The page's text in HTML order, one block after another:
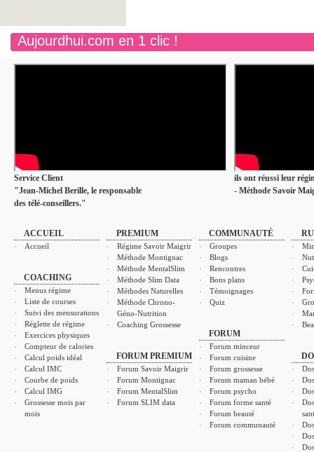
Aujourdhui.com en 1 clic !
Service Client
"Jean-Michel Berille, le responsable
des télé-conseillers."
ils ont réussi leur
- Méthode Savoir
ACCUEIL
Accueil
COACHING
Menus régime
Liste de courses
Suivi des mensurations
Réglette de régime
Exercices physiques
Compteur de calories
Calcul poids idéal
Calcul IMC
Courbe de poids
Calcul IMG
Grossesse mois par
mois
PREMIUM
Régime Savoir Maigrir
Méthode Montignac
Méthode MentalSlim
Méthode Slim Data
Méthodes Naturelles
Méthode Chrono-
Géno-Nutrition
Coaching Grossesse
FORUM PREMIUM
Forum Savoir Maigrir
Forum Montignac
Forum MentalSlim
Forum SLIM data
COMMUNAUTÉ
Groupes
Blogs
Rencontres
Bons plans
Témoignages
Quiz
FORUM
Forum minceur
Forum cuisine
Forum grossesse
Forum maman bébé
Forum psycho
Forum forme santé
Forum beauté
Forum communauté